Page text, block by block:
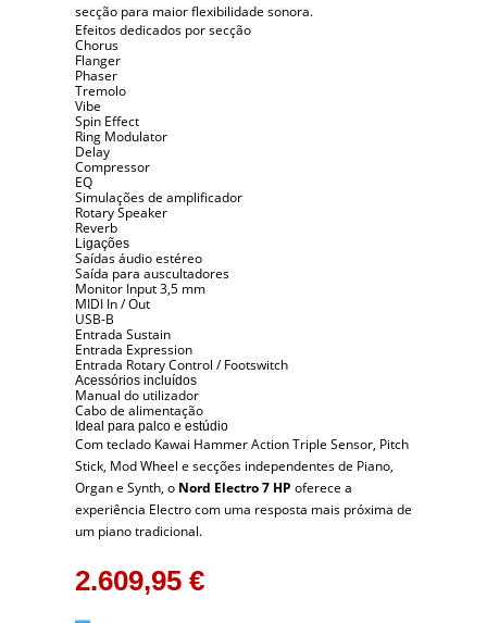
secção para maior flexibilidade sonora.
Efeitos dedicados por secção
Chorus
Flanger
Phaser
Tremolo
Vibe
Spin Effect
Ring Modulator
Delay
Compressor
EQ
Simulações de amplificador
Rotary Speaker
Reverb
Ligações
Saídas áudio estéreo
Saída para auscultadores
Monitor Input 3,5 mm
MIDI In / Out
USB-B
Entrada Sustain
Entrada Expression
Entrada Rotary Control / Footswitch
Acessórios incluídos
Manual do utilizador
Cabo de alimentação
Ideal para palco e estúdio
Com teclado Kawai Hammer Action Triple Sensor, Pitch
Stick, Mod Wheel e secções independentes de Piano,
Organ e Synth, o Nord Electro 7 HP oferece a
experiência Electro com uma resposta mais próxima de
um piano tradicional.
2.609,95 €